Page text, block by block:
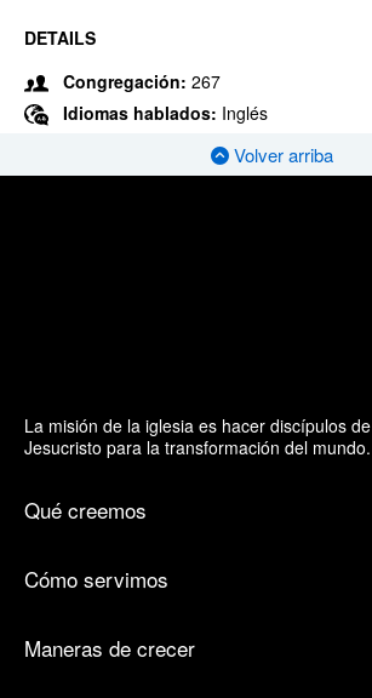
DETAILS
Congregación: 267
Idiomas hablados: Inglés
Volver arriba
La misión de la iglesia es hacer discípulos de
Jesucristo para la transformación del mundo.
Qué creemos
Cómo servimos
Maneras de crecer